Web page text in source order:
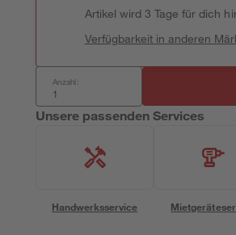
Artikel wird 3 Tage für dich
Verfügbarkeit in anderen
Anzahl:
Unsere passenden Services
Handwerksservice